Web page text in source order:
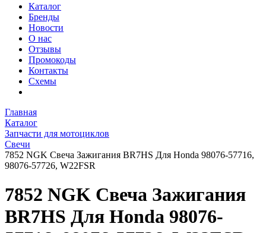
Каталог
Бренды
Новости
О нас
Отзывы
Промокоды
Контакты
Схемы
Главная
Каталог
Запчасти для мотоциклов
Свечи
7852 NGK Свеча Зажигания BR7HS Для Honda 98076-57716,
98076-57726, W22FSR
7852 NGK Свеча Зажигания
BR7HS Для Honda 98076-